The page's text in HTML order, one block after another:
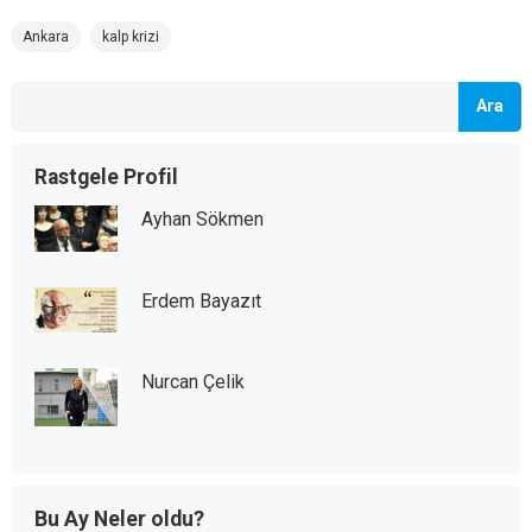
Ankara kalp krizi
Ara
Rastgele Profil
Ayhan Sökmen
Erdem Bayazıt
Nurcan Çelik
Bu Ay Neler oldu?